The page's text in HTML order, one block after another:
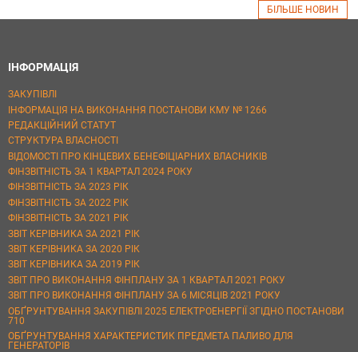
БІЛЬШЕ НОВИН
ІНФОРМАЦІЯ
ЗАКУПІВЛІ
ІНФОРМАЦІЯ НА ВИКОНАННЯ ПОСТАНОВИ КМУ № 1266
РЕДАКЦІЙНИЙ СТАТУТ
СТРУКТУРА ВЛАСНОСТІ
ВІДОМОСТІ ПРО КІНЦЕВИХ БЕНЕФІЦІАРНИХ ВЛАСНИКІВ
ФІНЗВІТНІСТЬ ЗА 1 КВАРТАЛ 2024 РОКУ
ФІНЗВІТНІСТЬ ЗА 2023 РІК
ФІНЗВІТНІСТЬ ЗА 2022 РІК
ФІНЗВІТНІСТЬ ЗА 2021 РІК
ЗВІТ КЕРІВНИКА ЗА 2021 РІК
ЗВІТ КЕРІВНИКА ЗА 2020 РІК
ЗВІТ КЕРІВНИКА ЗА 2019 РІК
ЗВІТ ПРО ВИКОНАННЯ ФІНПЛАНУ ЗА 1 КВАРТАЛ 2021 РОКУ
ЗВІТ ПРО ВИКОНАННЯ ФІНПЛАНУ ЗА 6 МІСЯЦІВ 2021 РОКУ
ОБҐРУНТУВАННЯ ЗАКУПІВЛІ 2025 ЕЛЕКТРОЕНЕРГІЇ ЗГІДНО ПОСТАНОВИ
710
ОБҐРУНТУВАННЯ ХАРАКТЕРИСТИК ПРЕДМЕТА ПАЛИВО ДЛЯ
ГЕНЕРАТОРІВ